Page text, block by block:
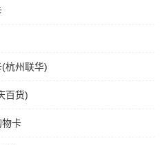
杭州联华)
百货)
物卡